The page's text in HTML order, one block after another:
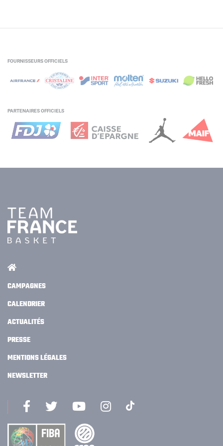
FOURNISSEURS OFFICIELS
PARTENAIRES OFFICIELS
CAMPAGNES
CALENDRIER
ACTUALITÉS
PRESSE
MENTIONS LÉGALES
NEWSLETTER